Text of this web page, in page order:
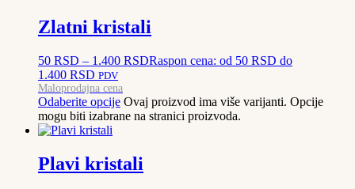
Zlatni kristali
50 RSD – 1.400 RSDRaspon cena: od 50 RSD do
1.400 RSD PDV
Maloprodajna cena
Odaberite opcije Ovaj proizvod ima više varijanti. Opcije
mogu biti izabrane na stranici proizvoda.
Plavi kristali